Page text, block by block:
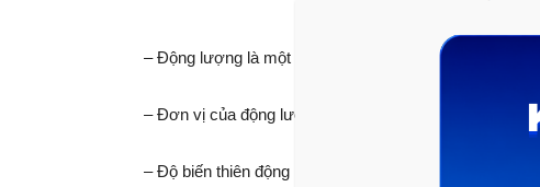
– Động lượng là một vec tơ cùng hướng với vận tốc
– Đơn vị của động lượng là kilôgam mét trên giây
– Độ biến thiên động lượng của một vật trong một